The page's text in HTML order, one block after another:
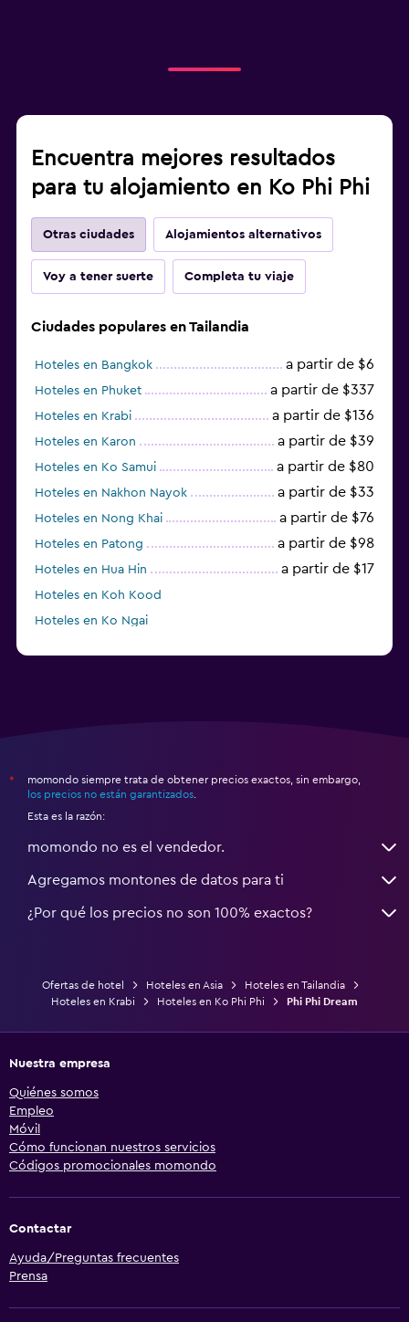
Encuentra mejores resultados
para tu alojamiento en Ko Phi Phi
Otras ciudades Alojamientos alternativos
Voy a tener suerte Completa tu viaje
Ciudades populares en Tailandia
Hoteles en Bangkok a partir de $6
Hoteles en Phuket a partir de $337
Hoteles en Krabi a partir de $136
Hoteles en Karon a partir de $39
Hoteles en Ko Samui a partir de $80
Hoteles en Nakhon Nayok a partir de $33
Hoteles en Nong Khai a partir de $76
Hoteles en Patong a partir de $98
Hoteles en Hua Hin a partir de $17
Hoteles en Koh Kood
Hoteles en Ko Ngai
*
momondo siempre trata de obtener precios exactos, sin embargo,
los precios no están garantizados
Esta es la razón:
momondo no es el vendedor.
Agregamos montones de datos para ti
¿Por qué los precios no son 100% exactos?
Ofertas de hotel Hoteles en Asia
Hoteles en Tailandia
Hoteles en Krabi
Hoteles en Ko Phi Phi Phi Phi Dream
Nuestra empresa
Quiénes somos
Empleo
Móvil
Cómo funcionan nuestros servicios
Códigos promocionales momondo
Contactar
Ayuda/Preguntas frecuentes
Prensa